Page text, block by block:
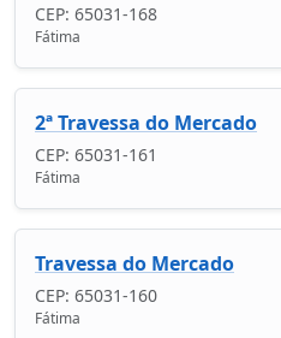
CEP: 65031-168
Fátima
2ª Travessa do Mercado
CEP: 65031-161
Fátima
Travessa do Mercado
CEP: 65031-160
Fátima